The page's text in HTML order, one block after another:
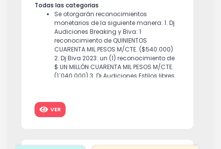
Todas las categorias
Se otorgarán reconocimientos
monetarios de la siguiente manera: 1. Dj
Audiciones Breaking y Biva: 1
reconocimiento de QUINIENTOS
CUARENTA MIL PESOS M/CTE. ($540.000)
2. Dj Biva 2023: un (1) reconocimiento de
$ UN MILLÓN CUARENTA MIL PESOS M/CTE.
(1´040.000) 3. Dj Audiciones Estilos libres
CUARENTA Y DOS MIL SEISCIENTOS
SESENTA PESOS M/CTE. ($542.660) 4.
Presentador(a) Audiciones Breaking y
($540.000) 5. Presentador(a) Biva 2023:
VER